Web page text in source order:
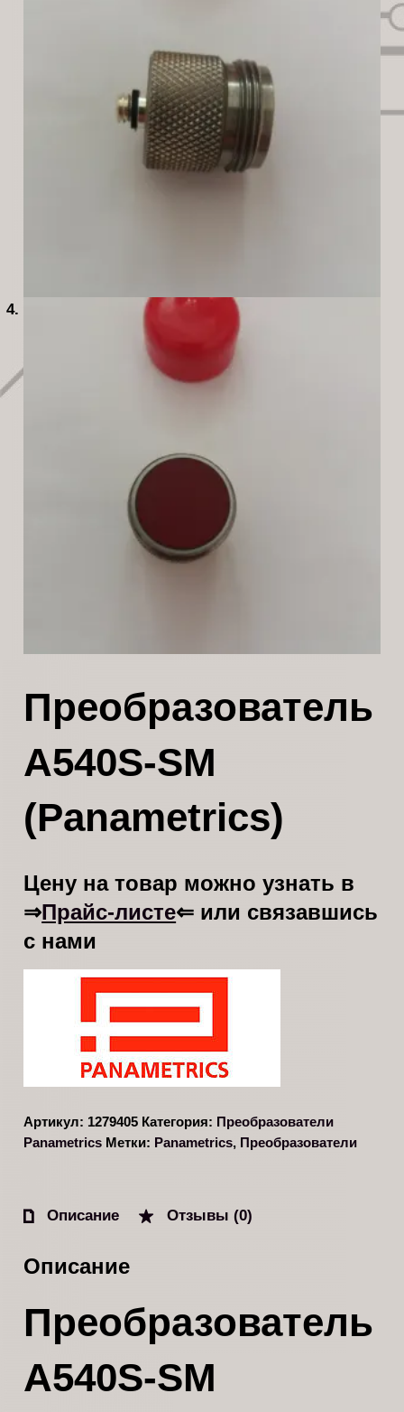
Преобразователь
A540S-SM
(Panametrics)
Цену на товар можно узнать в
⇒Прайс-листе⇐ или связавшись
с нами
Артикул: 1279405 Категория: Преобразователи
Panametrics Метки: Panametrics, Преобразователи
Описание Отзывы (0)
Описание
Преобразователь
А540S-SM